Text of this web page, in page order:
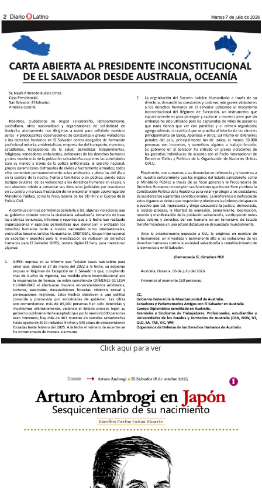
Click aqui para ver